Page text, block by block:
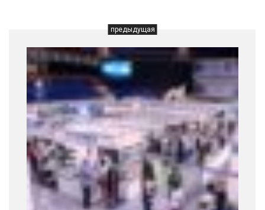
предыдущая